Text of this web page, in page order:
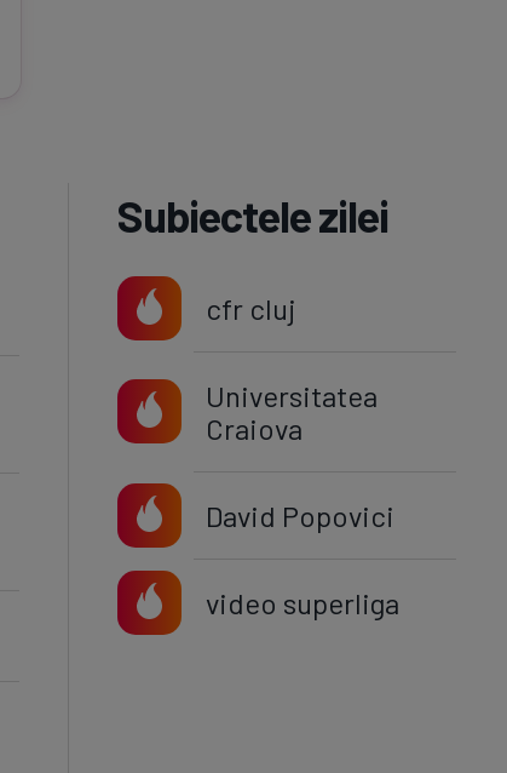
Subiectele zilei
cfr cluj
Universitatea
Craiova
David Popovici
video superliga